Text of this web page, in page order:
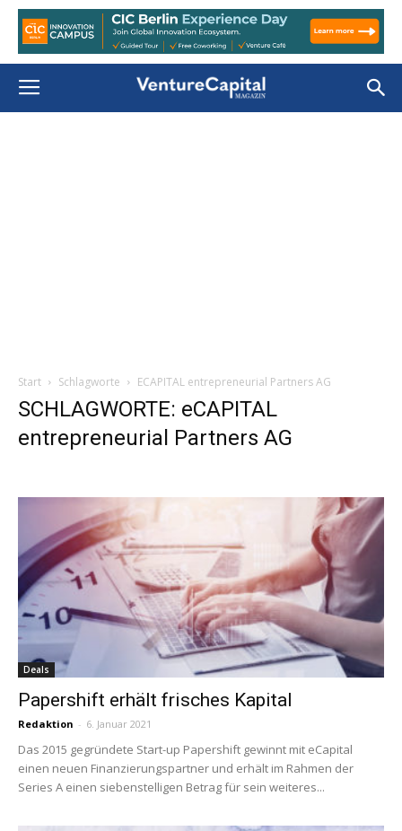
Start Schlagworte ECAPITAL entrepreneurial Partners AG
SCHLAGWORTE: eCAPITAL
entrepreneurial Partners AG
Deals
Papershift erhält frisches Kapital
Redaktion - 6. Januar 2021
Das 2015 gegründete Start-up Papershift gewinnt mit eCapital
einen neuen Finanzierungspartner und erhält im Rahmen der
Series A einen siebenstelligen Betrag für sein weiteres...